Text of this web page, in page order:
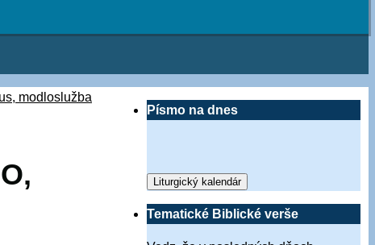
modloslužba
Písmo na dnes
Liturgický kalendár
Tematické Biblické verše